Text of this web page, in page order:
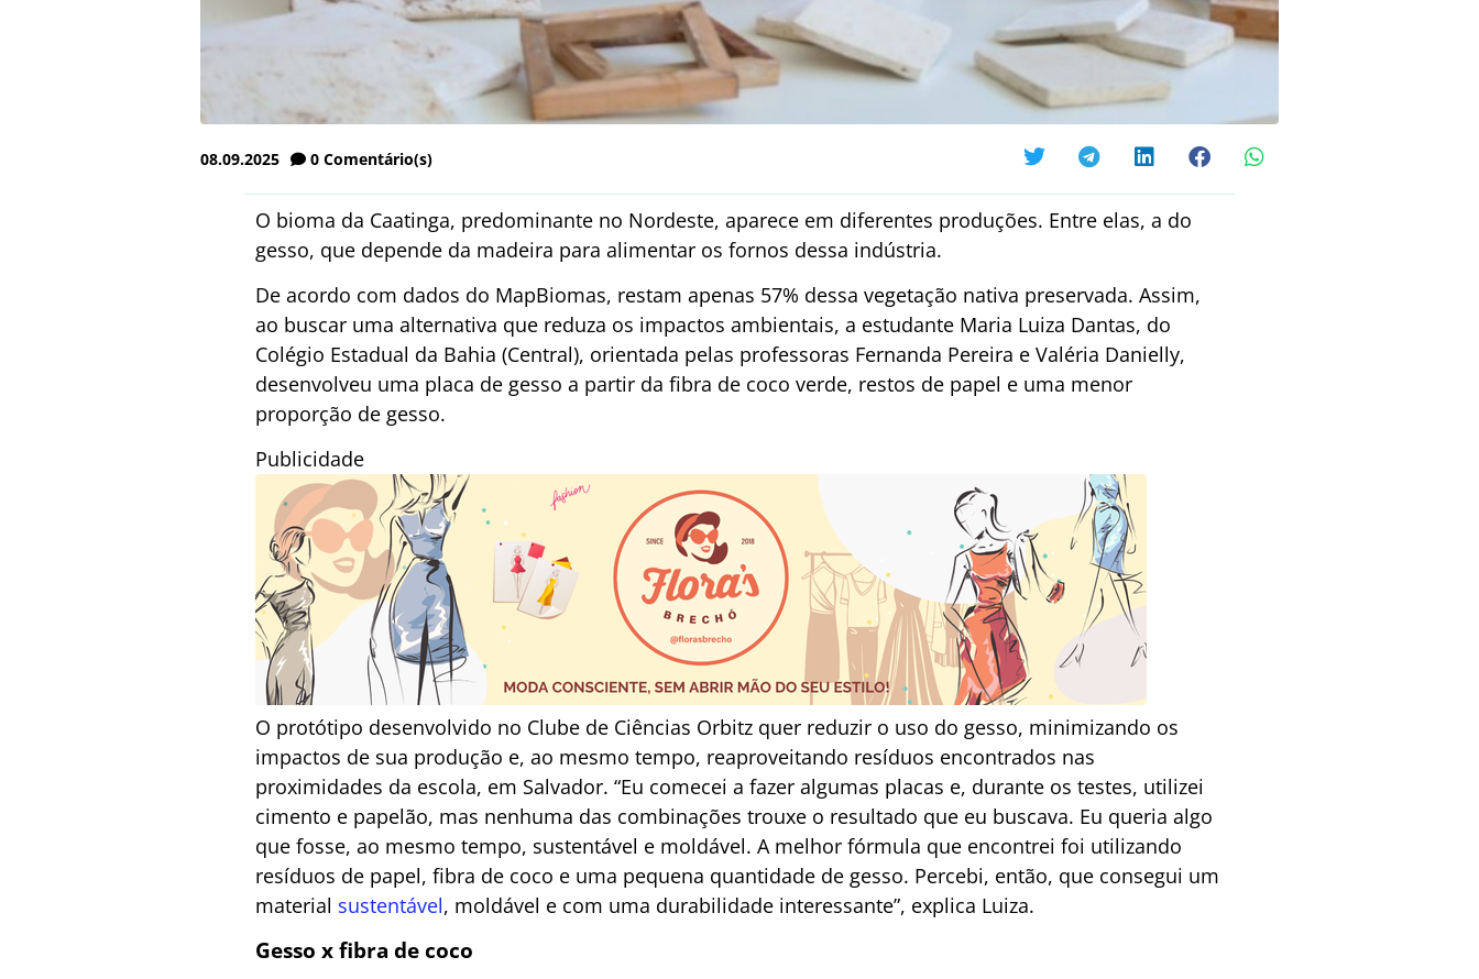
08.09.2025 0 Comentário(s)
O bioma da Caatinga, predominante no Nordeste, aparece em diferentes produções. Entre elas, a do
gesso, que depende da madeira para alimentar os fornos dessa indústria.
De acordo com dados do MapBiomas, restam apenas 57% dessa vegetação nativa preservada. Assim,
ao buscar uma alternativa que reduza os impactos ambientais, a estudante Maria Luiza Dantas, do
Colégio Estadual da Bahia (Central), orientada pelas professoras Fernanda Pereira e Valéria Danielly,
desenvolveu uma placa de gesso a partir da fibra de coco verde, restos de papel e uma menor
proporção de gesso.
Publicidade
O protótipo desenvolvido no Clube de Ciências Orbitz quer reduzir o uso do gesso, minimizando os
impactos de sua produção e, ao mesmo tempo, reaproveitando resíduos encontrados nas
proximidades da escola, em Salvador. “Eu comecei a fazer algumas placas e, durante os testes, utilizei
cimento e papelão, mas nenhuma das combinações trouxe o resultado que eu buscava. Eu queria algo
que fosse, ao mesmo tempo, sustentável e moldável. A melhor fórmula que encontrei foi utilizando
resíduos de papel, fibra de coco e uma pequena quantidade de gesso. Percebi, então, que consegui um
material sustentável, moldável e com uma durabilidade interessante”, explica Luiza.
Gesso x fibra de coco